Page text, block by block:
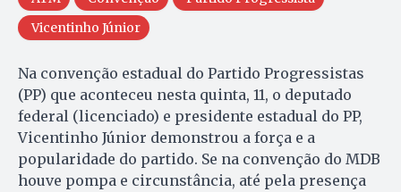
Vicentinho Júnior
Na convenção estadual do Partido Progressistas
(PP) que aconteceu nesta quinta, 11, o deputado
federal (licenciado) e presidente estadual do PP,
Vicentinho Júnior demonstrou a força e a
popularidade do partido. Se na convenção do MDB
houve pompa e circunstância, até pela presença